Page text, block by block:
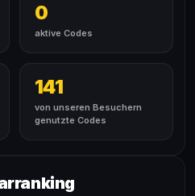
0
aktive Codes
141
von unseren Besuchern
genutzte Codes